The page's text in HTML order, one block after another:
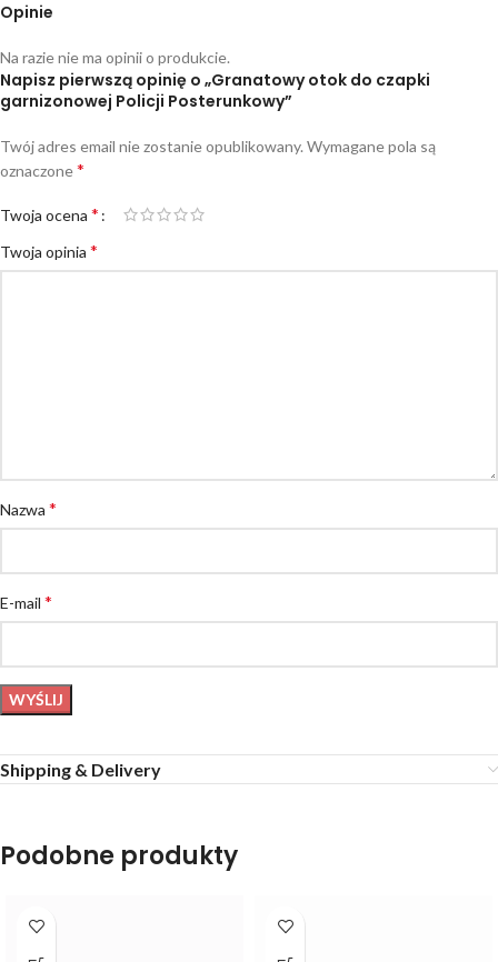
Opinie
Na razie nie ma opinii o produkcie.
Napisz pierwszą opinię o „Granatowy otok do czapki
garnizonowej Policji Posterunkowy”
Twój adres email nie zostanie opublikowany. Wymagane pola są
oznaczone*
Twoja ocena *
Twoja opinia *
Nazwa *
E-mail *
Shipping & Delivery
Podobne produkty